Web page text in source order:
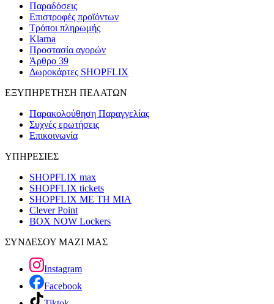
Παραδόσεις
Επιστροφές προϊόντων
Τρόποι πληρωμής
Klarna
Προστασία αγορών
Άρθρο 39
Δωροκάρτες SHOPFLIX
ΕΞΥΠΗΡΕΤΗΣΗ ΠΕΛΑΤΩΝ
Παρακολούθηση Παραγγελίας
Συχνές ερωτήσεις
Επικοινωνία
ΥΠΗΡΕΣΙΕΣ
SHOPFLIX max
SHOPFLIX tickets
SHOPFLIX ΜΕ ΤΗ ΜΙΑ
Clever Point
BOX NOW Lockers
ΣΥΝΔΕΣΟΥ ΜΑΖΙ ΜΑΣ
Instagram
Facebook